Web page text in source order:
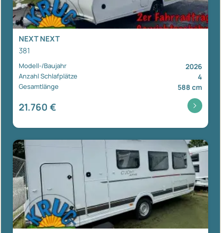
NEXT NEXT
381
Modell-/Baujahr 2026
Anzahl Schlafplätze 4
Gesamtlänge 588 cm
21.760 €